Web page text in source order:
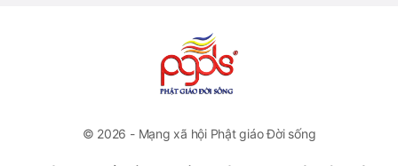
© 2026 - Mạng xã hội Phật giáo Đời sống